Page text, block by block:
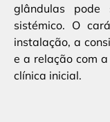
glândulas pode
sistémico. O
instalação, a
e a relação com
clínica inicial.